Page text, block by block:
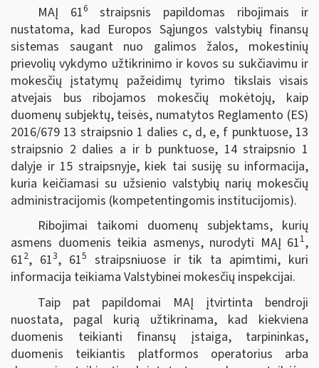
MAĮ 616
straipsnis papildomas ribojimais ir
nustatoma, kad Europos Sąjungos valstybių finansų
sistemas saugant nuo galimos žalos, mokestinių
prievolių vykdymo užtikrinimo ir kovos su sukčiavimu ir
mokesčių įstatymų pažeidimų tyrimo tikslais visais
atvejais bus ribojamos mokesčių mokėtojų, kaip
duomenų subjektų, teisės, numatytos Reglamento (ES)
2016/679 13 straipsnio 1 dalies c, d, e, f punktuose, 13
straipsnio 2 dalies a ir b punktuose, 14 straipsnio 1
dalyje ir 15 straipsnyje, kiek tai susiję su informacija,
kuria keičiamasi su užsienio valstybių narių mokesčių
administracijomis (kompetentingomis institucijomis).
Ribojimai taikomi duomenų subjektams, kurių
asmens duomenis teikia asmenys, nurodyti MAĮ 611,
612, 613, 615
straipsniuose ir tik ta apimtimi, kuri
informacija teikiama Valstybinei mokesčių inspekcijai.
Taip pat papildomai MAĮ įtvirtinta bendroji
nuostata, pagal kurią užtikrinama, kad kiekviena
duomenis teikianti finansų įstaiga, tarpininkas,
duomenis teikiantis platformos operatorius arba